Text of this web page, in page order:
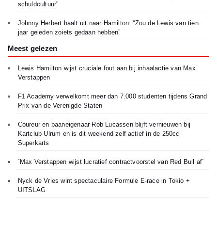
schuldcultuur"
Johnny Herbert haalt uit naar Hamilton: “Zou de Lewis van tien
jaar geleden zoiets gedaan hebben”
Meest gelezen
Lewis Hamilton wijst cruciale fout aan bij inhaalactie van Max
Verstappen
F1 Academy verwelkomt meer dan 7.000 studenten tijdens Grand
Prix van de Verenigde Staten
Coureur en baaneigenaar Rob Lucassen blijft vernieuwen bij
Kartclub Ulrum en is dit weekend zelf actief in de 250cc
Superkarts
´Max Verstappen wijst lucratief contractvoorstel van Red Bull af´
Nyck de Vries wint spectaculaire Formule E-race in Tokio +
UITSLAG